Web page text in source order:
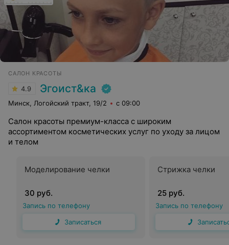
САЛОН КРАСОТЫ
4.9 Эгоист&ка
Минск, Логойский тракт, 19/2 с 09:00
Салон красоты премиум-класса с широким
ассортиментом косметических услуг по уходу за лицом
и телом
Моделирование челки
30 руб.
Запись по телефону
Записаться
Стрижка челки
25 руб.
Запись по телефону